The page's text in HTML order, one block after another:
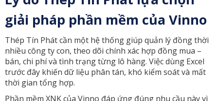
giải pháp phần mềm của Vinno
Thép Tín Phát cần một hệ thống giúp quản lý đồng thời
nhiều công ty con, theo dõi chính xác hợp đồng mua –
bán, chi phí và tình trạng từng lô hàng. Việc dùng Excel
trước đây khiến dữ liệu phân tán, khó kiểm soát và mất
thời gian tổng hợp.
Phần mềm XNK của Vinno đáp ứng đúng nhu cầu này vì